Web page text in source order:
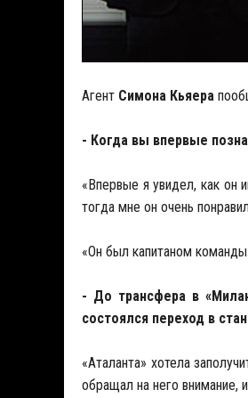
Агент Симона Кьяера
- Когда вы впервые
«Впервые я увидел, как он
тогда мне он очень
«Он был капитаном
- До трансфера в
состоялся переход в
«Аталанта» хотела
обращал на него внимание,